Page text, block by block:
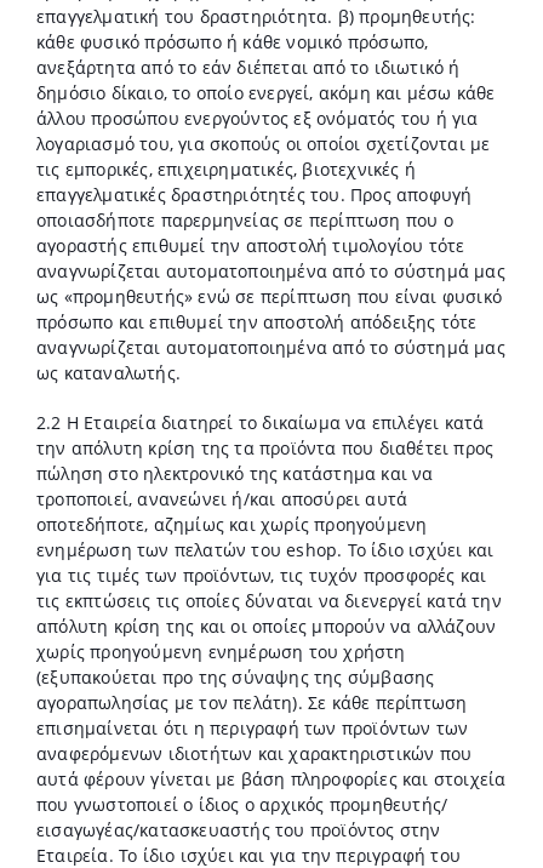
επαγγελματική του δραστηριότητα. β) προμηθευτής:
κάθε φυσικό πρόσωπο ή κάθε νομικό πρόσωπο,
ανεξάρτητα από το εάν διέπεται από το ιδιωτικό ή
δημόσιο δίκαιο, το οποίο ενεργεί, ακόμη και μέσω κάθε
άλλου προσώπου ενεργούντος εξ ονόματός του ή για
λογαριασμό του, για σκοπούς οι οποίοι σχετίζονται με
τις εμπορικές, επιχειρηματικές, βιοτεχνικές ή
επαγγελματικές δραστηριότητές του. Προς αποφυγή
οποιασδήποτε παρερμηνείας σε περίπτωση που ο
αγοραστής επιθυμεί την αποστολή τιμολογίου τότε
αναγνωρίζεται αυτοματοποιημένα από το σύστημά μας
ως «προμηθευτής» ενώ σε περίπτωση που είναι φυσικό
πρόσωπο και επιθυμεί την αποστολή απόδειξης τότε
αναγνωρίζεται αυτοματοποιημένα από το σύστημά μας
ως καταναλωτής.
2.2 Η Εταιρεία διατηρεί το δικαίωμα να επιλέγει κατά
την απόλυτη κρίση της τα προϊόντα που διαθέτει προς
πώληση στο ηλεκτρονικό της κατάστημα και να
τροποποιεί, ανανεώνει ή/και αποσύρει αυτά
οποτεδήποτε, αζημίως και χωρίς προηγούμενη
ενημέρωση των πελατών του eshop. Το ίδιο ισχύει και
για τις τιμές των προϊόντων, τις τυχόν προσφορές και
τις εκπτώσεις τις οποίες δύναται να διενεργεί κατά την
απόλυτη κρίση της και οι οποίες μπορούν να αλλάζουν
χωρίς προηγούμενη ενημέρωση του χρήστη
(εξυπακούεται προ της σύναψης της σύμβασης
αγοραπωλησίας με τον πελάτη). Σε κάθε περίπτωση
επισημαίνεται ότι η περιγραφή των προϊόντων των
αναφερόμενων ιδιοτήτων και χαρακτηριστικών που
αυτά φέρουν γίνεται με βάση πληροφορίες και στοιχεία
που γνωστοποιεί ο ίδιος ο αρχικός προμηθευτής/
εισαγωγέας/κατασκευαστής του προϊόντος στην
Εταιρεία. Το ίδιο ισχύει και για την περιγραφή του